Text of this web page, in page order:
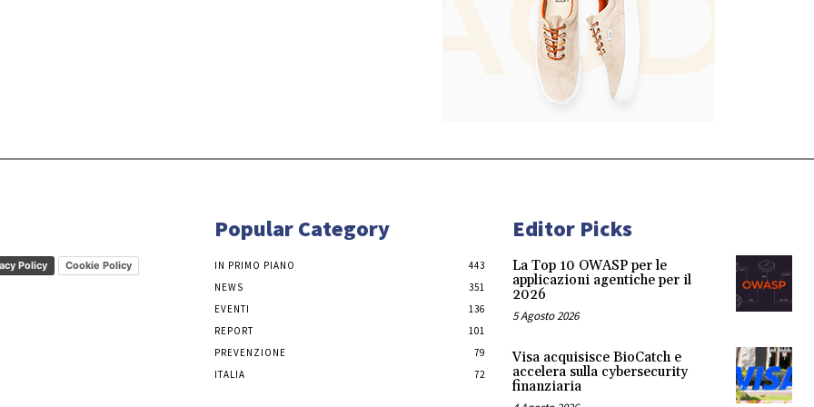
Policy Cookie Policy
Popular Category
IN PRIMO PIANO
443
NEWS
351
EVENTI
136
REPORT
101
PREVENZIONE
79
ITALIA
72
Editor Picks
La Top 10 OWASP per le
applicazioni agentiche per il
2026
5 Agosto 2026
Visa acquisisce BioCatch e
accelera sulla cybersecurity
finanziaria